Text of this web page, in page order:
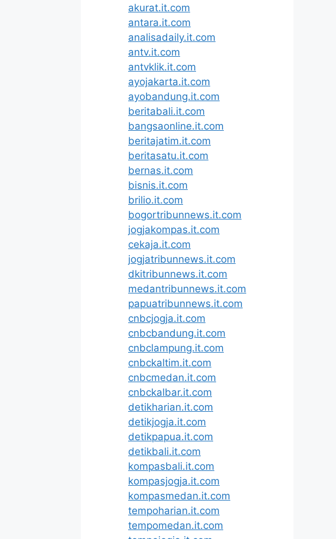
akurat.it.com
antara.it.com
analisadaily.it.com
antv.it.com
antvklik.it.com
ayojakarta.it.com
ayobandung.it.com
beritabali.it.com
bangsaonline.it.com
beritajatim.it.com
beritasatu.it.com
bernas.it.com
bisnis.it.com
brilio.it.com
bogortribunnews.it.com
jogjakompas.it.com
cekaja.it.com
jogjatribunnews.it.com
dkitribunnews.it.com
medantribunnews.it.com
papuatribunnews.it.com
cnbcjogja.it.com
cnbcbandung.it.com
cnbclampung.it.com
cnbckaltim.it.com
cnbcmedan.it.com
cnbckalbar.it.com
detikharian.it.com
detikjogja.it.com
detikpapua.it.com
detikbali.it.com
kompasbali.it.com
kompasjogja.it.com
kompasmedan.it.com
tempoharian.it.com
tempomedan.it.com